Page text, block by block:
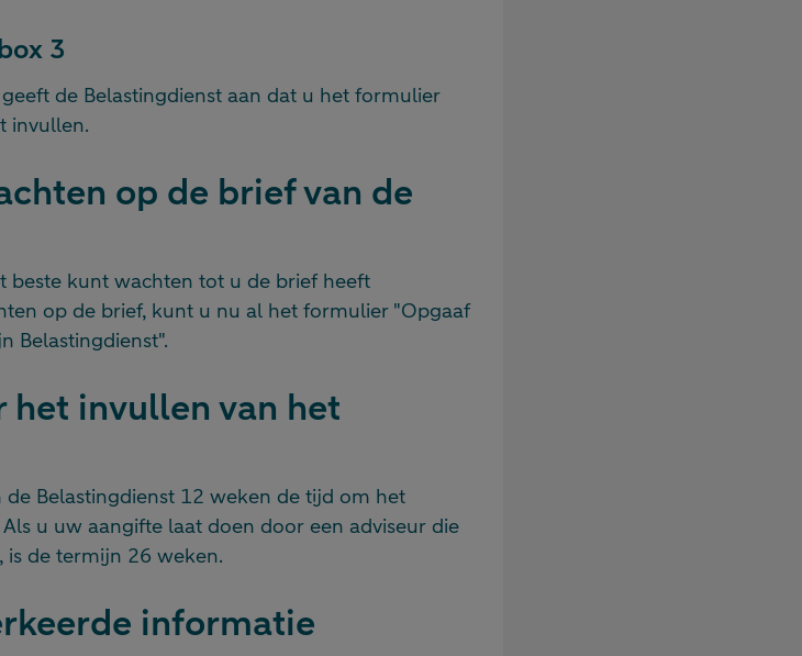
3
de Belastingdienst aan dat u het formulier
invullen.
op de brief van de
beste kunt wachten tot u de brief heeft
op de brief, kunt u nu al het formulier "Opgaaf
Belastingdienst".
het invullen van het
Belastingdienst 12 weken de tijd om het
u uw aangifte laat doen door een adviseur die
de termijn 26 weken.
informatie